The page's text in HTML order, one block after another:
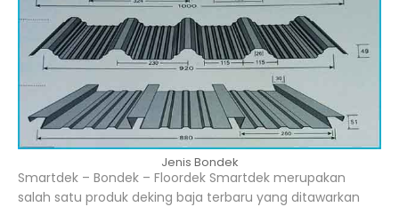
Jenis Bondek
Smartdek – Bondek – Floordek Smartdek merupakan
salah satu produk deking baja terbaru yang ditawarkan